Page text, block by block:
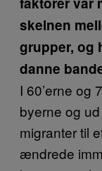
skelnen
grupper, og
danne
I 60’erne og
byerne og
migranter til
ændrede